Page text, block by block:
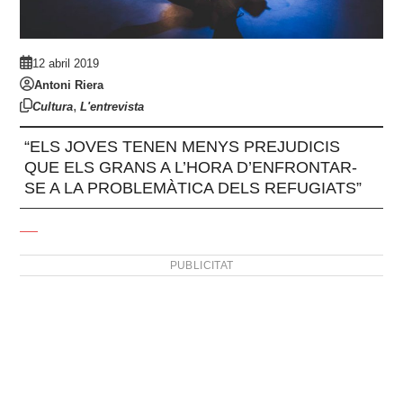
12 abril 2019
Antoni Riera
Cultura,L'entrevista
“ELS JOVES TENEN MENYS PREJUDICIS
QUE ELS GRANS A L’HORA D’ENFRONTAR-
SE A LA PROBLEMÀTICA DELS REFUGIATS”
PUBLICITAT